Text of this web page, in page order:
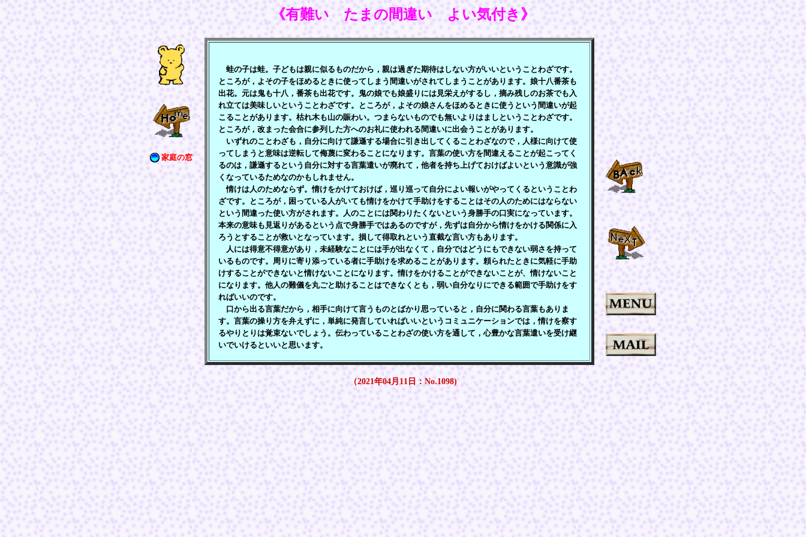
《有難い たまの間違い よい気付き》
家庭の窓
蛙の子は蛙。子どもは親に似るものだから，親は過ぎた期待はしない方がいいということわざです。
ところが，よその子をほめるときに使ってしまう間違いがされてしまうことがあります。娘十八番茶も
出花。元は鬼も十八，番茶も出花です。鬼の娘でも娘盛りには見栄えがするし，摘み残しのお茶でも入
れ立ては美味しいということわざです。ところが，よその娘さんをほめるときに使うという間違いが起
こることがあります。枯れ木も山の賑わい。つまらないものでも無いよりはましということわざです。
ところが，改まった会合に参列した方へのお礼に使われる間違いに出会うことがあります。
いずれのことわざも，自分に向けて謙遜する場合に引き出してくることわざなので，人様に向けて使
ってしまうと意味は逆転して侮蔑に変わることになります。言葉の使い方を間違えることが起こってく
るのは，謙遜するという自分に対する言葉遣いが廃れて，他者を持ち上げておけばよいという意識が強
くなっているためなのかもしれません。
情けは人のためならず。情けをかけておけば，巡り巡って自分によい報いがやってくるということわ
ざです。ところが，困っている人がいても情けをかけて手助けをすることはその人のためにはならない
という間違った使い方がされます。人のことには関わりたくないという身勝手の口実になっています。
本来の意味も見返りがあるという点で身勝手ではあるのですが，先ずは自分から情けをかける関係に入
ろうとすることが救いとなっています。損して得取れという直截な言い方もあります。
人には得意不得意があり，未経験なことには手が出なくて，自分ではどうにもできない弱さを持って
いるものです。周りに寄り添っている者に手助けを求めることがあります。頼られたときに気軽に手助
けすることができないと情けないことになります。情けをかけることができないことが、情けないこと
になります。他人の難儀を丸ごと助けることはできなくとも，弱い自分なりにできる範囲で手助けをす
ればいいのです。
口から出る言葉だから，相手に向けて言うものとばかり思っていると，自分に関わる言葉もありま
す。言葉の操り方を弁えずに，単純に発言していればいいというコミュニケーションでは，情けを察す
るやりとりは覚束ないでしょう。伝わっていることわざの使い方を通して，心豊かな言葉遣いを受け継
いでいけるといいと思います。
（2021年04月11日：No.1098)